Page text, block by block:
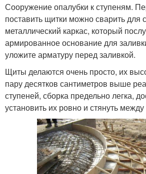
Сооружение опалубки к ступеням.
поставить щитки можно сварить для
металлический каркас, который
армированное основание для
уложите арматуру перед заливкой.
Щиты делаются очень просто, их
пару десятков сантиметров выше
ступеней, сборка предельно легка,
установить их ровно и стянуть